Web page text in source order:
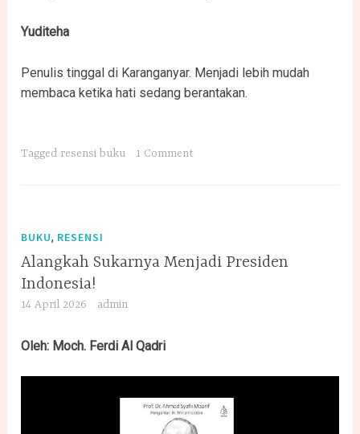
Yuditeha
Penulis tinggal di Karanganyar. Menjadi lebih mudah
membaca ketika hati sedang berantakan.
Tagged resensi buku 1 Comment
BUKU, RESENSI
Alangkah Sukarnya Menjadi Presiden
Indonesia!
14 April 2026 admin
Oleh: Moch. Ferdi Al Qadri